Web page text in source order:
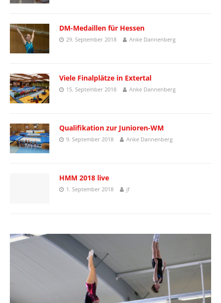
DM-Medaillen für Hessen
29. September 2018 Anke Dannenberg
Viele Finalplätze in Extertal
15. September 2018 Anke Dannenberg
Qualifikation zur Junioren-WM
9. September 2018 Anke Dannenberg
HMM 2018 live
1. September 2018 jf